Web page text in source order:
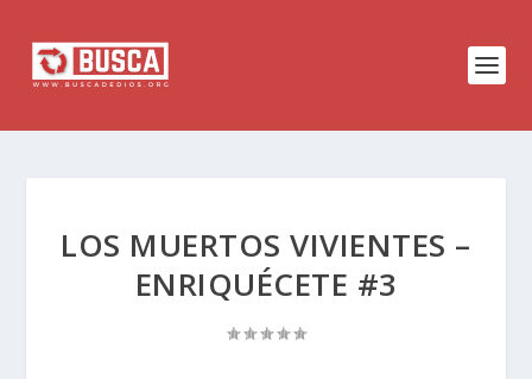
LOS MUERTOS VIVIENTES –
ENRIQUÉCETE #3